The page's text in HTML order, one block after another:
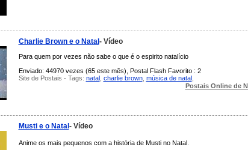
Charlie Brown e o Natal - Vídeo
Para quem por vezes não sabe o que é o espirito natalício
Enviado: 44970 vezes (65 este mês), Postal Flash Favorito : 2
Site de Postais - Tags: natal, charlie brown, música de natal,
Postais Online de
Musti e o Natal - Vídeo
Anime os mais pequenos com a história de Musti no Natal.